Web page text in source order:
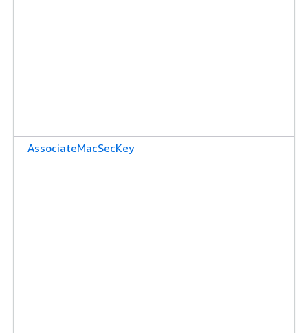
AssociateMacSecKey